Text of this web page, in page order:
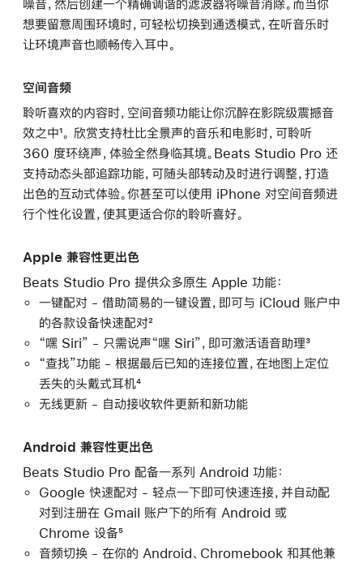
噪音，然后创建一个精确调谐的滤波器将噪音消除。而当你
想要留意周围环境时，可轻松切换到通透模式，在听音乐时
让环境声音也顺畅传入耳中。
空间音频
聆听喜欢的内容时，空间音频功能让你沉醉在影院级震撼音
效之中¹。 欣赏支持杜比全景声的音乐和电影时，可聆听
360 度环绕声，体验全然身临其境。Beats Studio Pro 还
支持动态头部追踪功能，可随头部转动及时进行调整，打造
出色的互动式体验。你甚至可以使用 iPhone 对空间音频进
行个性化设置，使其更适合你的聆听喜好。
Apple 兼容性更出色
Beats Studio Pro 提供众多原生 Apple 功能：
一键配对 - 借助简易的一键设置，即可与 iCloud 账户中
的各款设备快速配对²
“嘿 Siri” - 只需说声“嘿 Siri”，即可激活语音助理³
“查找”功能 - 根据最后已知的连接位置，在地图上定位
丢失的头戴式耳机⁴
无线更新 - 自动接收软件更新和新功能
Android 兼容性更出色
Beats Studio Pro 配备一系列 Android 功能：
Google 快速配对 - 轻点一下即可快速连接，并自动配
对到注册在 Gmail 账户下的所有 Android 或
Chrome 设备⁵
音频切换 - 在你的 Android、Chromebook 和其他兼